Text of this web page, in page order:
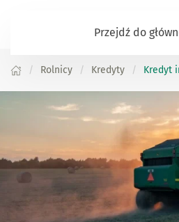
Przejdź do
Rolnicy Kredyty Kredyt